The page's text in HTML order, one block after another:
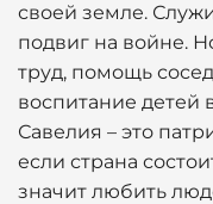
своей земле.
подвиг на войне.
труд, помощь
воспитание детей
Савелия – это
если страна
значит любить